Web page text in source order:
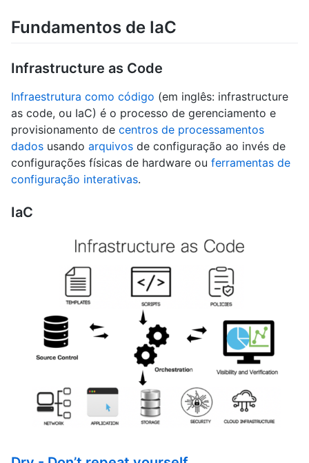
Fundamentos de IaC
Infrastructure as Code
Infraestrutura como código (em inglês: infrastructure
as code, ou IaC) é o processo de gerenciamento e
provisionamento de centros de processamentos
dados usando arquivos de configuração ao invés de
configurações físicas de hardware ou ferramentas de
configuração interativas.
IaC